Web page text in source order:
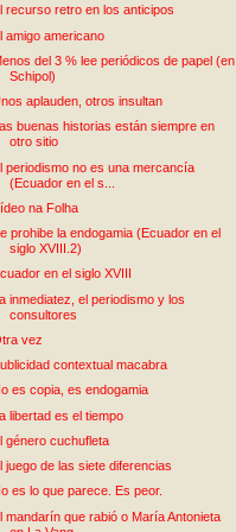
recurso retro en los anticipos
amigo americano
del 3 % lee periódicos de papel (en
Schipol)
aplauden, otros insultan
Las buenas historias están siempre en
otro sitio
periodismo no es una mercancía
(Ecuador en el s...
na Folha
prohibe la endogamia (Ecuador en el
siglo XVIII.2)
en el siglo XVIII
inmediatez, el periodismo y los
consultores
vez
contextual macabra
es copia, es endogamia
libertad es el tiempo
género cuchufleta
juego de las siete diferencias
es lo que parece. Es peor.
mandarín que rabió o María Antonieta